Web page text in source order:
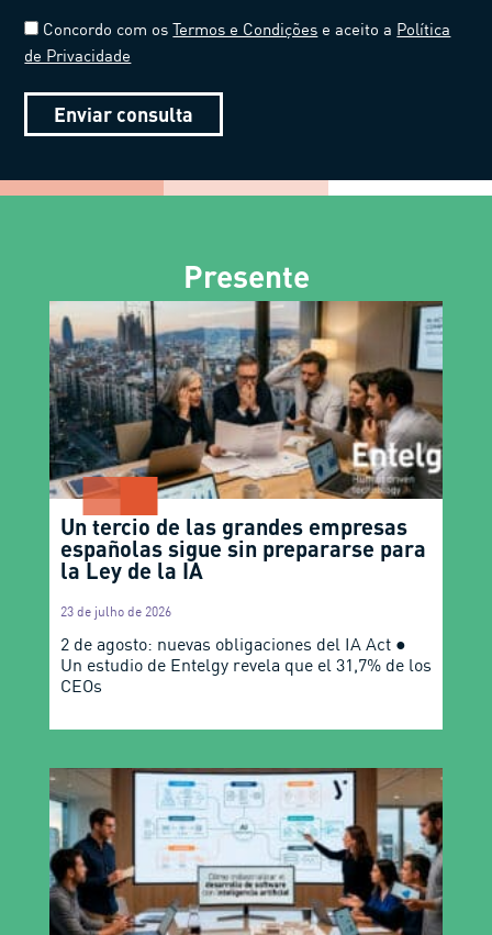
Concordo com osTermos e Condições e aceito a Política
de Privacidade
Enviar consulta
Presente
Un tercio de las grandes empresas
españolas sigue sin prepararse para
la Ley de la IA
23 de julho de 2026
2 de agosto: nuevas obligaciones del IA Act ●
Un estudio de Entelgy revela que el 31,7% de los
CEOs